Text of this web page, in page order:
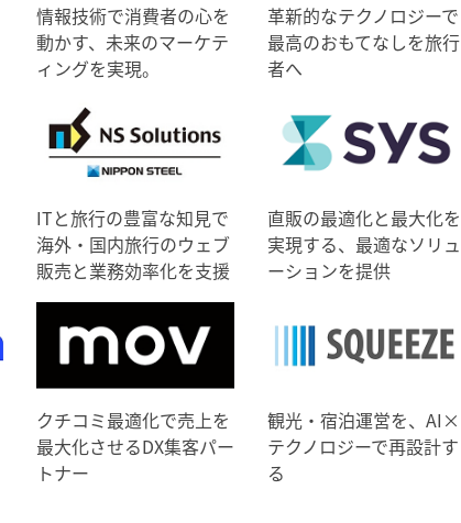
情報技術で消費者の心を
動かす、未来のマーケテ
ィングを実現。
革新的なテクノロジーで
最高のおもてなしを旅行
者へ
ITと旅行の豊富な知見で
海外・国内旅行のウェブ
販売と業務効率化を支援
直販の最適化と最大化を
実現する、最適なソリュ
ーションを提供
クチコミ最適化で売上を
最大化させるDX集客パー
トナー
観光・宿泊運営を、AI×
テクノロジーで再設計す
る